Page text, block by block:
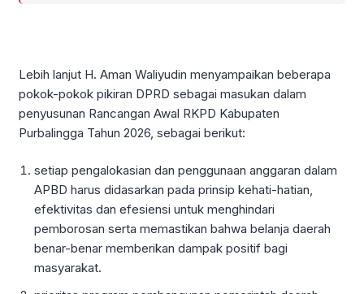
Lebih lanjut H. Aman Waliyudin menyampaikan beberapa
pokok-pokok pikiran DPRD sebagai masukan dalam
penyusunan Rancangan Awal RKPD Kabupaten
Purbalingga Tahun 2026, sebagai berikut:
setiap pengalokasian dan penggunaan anggaran dalam
APBD harus didasarkan pada prinsip kehati-hatian,
efektivitas dan efesiensi untuk menghindari
pemborosan serta memastikan bahwa belanja daerah
benar-benar memberikan dampak positif bagi
masyarakat.